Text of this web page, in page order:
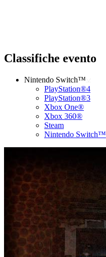
Classifiche evento
Nintendo Switch™
PlayStation®4
PlayStation®3
Xbox One®
Xbox 360®
Steam
Nintendo Switch™